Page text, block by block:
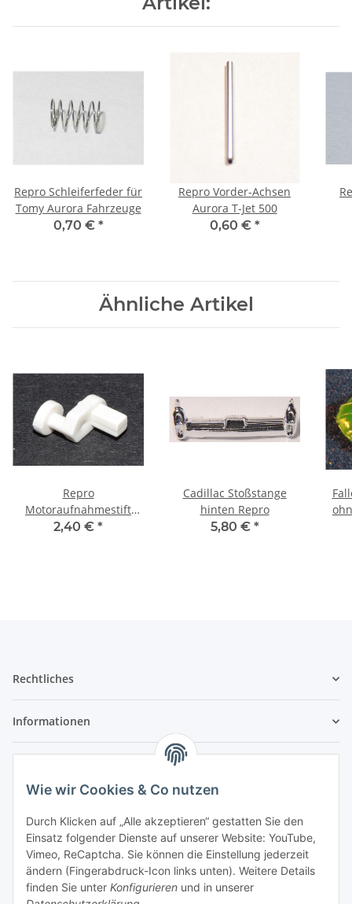
Wie wir Cookies & Co nutzen
Durch Klicken auf „Alle akzeptieren“ gestatten Sie den
Einsatz folgender Dienste auf unserer Website: YouTube,
Vimeo, ReCaptcha. Sie können die Einstellung jederzeit
ändern (Fingerabdruck-Icon links unten). Weitere Details
finden Sie unter Konfigurieren und in unserer
Repro Schleiferfeder für
Tomy Aurora Fahrzeuge
0,70 € *
Repro Vorder-Achsen
Aurora T-Jet 500
0,60 € *
Ähnliche Artikel
Repro
Motoraufnahmestift
hinten für LKW weiß
2,40 € *
Cadillac Stoßstange
hinten Repro
5,80 € *
Rechtliches
Informationen
Wir sind kein Spielwarenhändler i. S. d.
Spielwarenverordnung
Die meisten der von uns vertriebenen Produkte sind
nur für ein Erwachsenenhobby gedacht. Diese
Produkte gehören nicht in unbeaufsichtigte
Kinderhände unter 14 Jahren. Mit dem Kaufabschluss